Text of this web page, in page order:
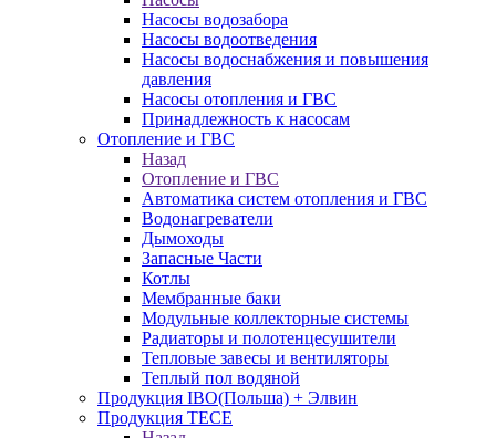
Насосы водозабора
Насосы водоотведения
Насосы водоснабжения и повышения
давления
Насосы отопления и ГВС
Принадлежность к насосам
Отопление и ГВС
Назад
Отопление и ГВС
Автоматика систем отопления и ГВС
Водонагреватели
Дымоходы
Запасные Части
Котлы
Мембранные баки
Модульные коллекторные системы
Радиаторы и полотенцесушители
Тепловые завесы и вентиляторы
Теплый пол водяной
Продукция IBO(Польша) + Элвин
Продукция TECE